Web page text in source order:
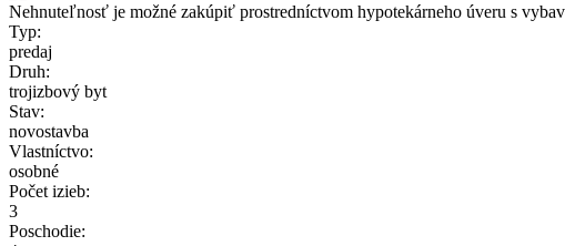
Nehnuteľnosť je možné zakúpiť prostredníctvom hypotekárneho úveru s
Typ:
predaj
Druh:
trojizbový byt
Stav:
novostavba
Vlastníctvo:
osobné
Počet izieb:
3
Poschodie: